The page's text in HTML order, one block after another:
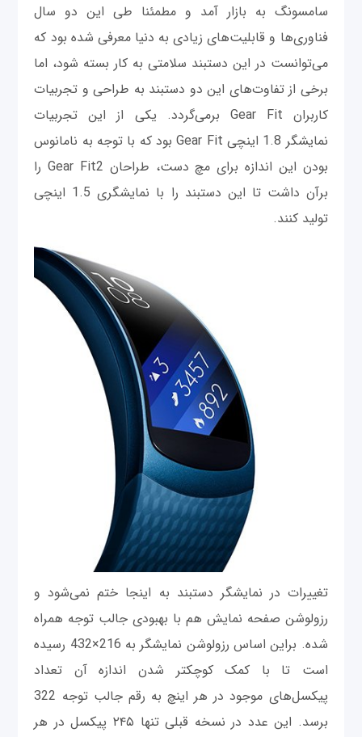
سامسونگ به بازار آمد و مطمئنا طی این دو سال
فناوری‌ها و قابلیت‌های زیادی به دنیا معرفی شده بود که
می‌توانست در این دستبند سلامتی به کار بسته شود، اما
برخی از تفاوت‌های این دو دستبند به طراحی و تجربیات
کاربران Gear Fit برمی‌گردد. یکی از این تجربیات
نمایشگر 1.8 اینچی Gear Fit بود که با توجه به نامانوس
بودن این اندازه برای مچ دست، طراحان Gear Fit2 را
برآن داشت تا این دستبند را با نمایشگری 1.5 اینچی
تولید کنند.
تغییرات در نمایشگر دستبند به اینجا ختم نمی‌شود و
رزولوشن صفحه نمایش هم با بهبودی جالب توجه همراه
شده. براین اساس رزولوشن نمایشگر به 216×432 رسیده
است تا با کمک کوچکتر شدن اندازه آن تعداد
پیکسل‌های موجود در هر اینچ به رقم جالب توجه 322
برسد. این عدد در نسخه قبلی تنها ۲۴۵ پیکسل در هر